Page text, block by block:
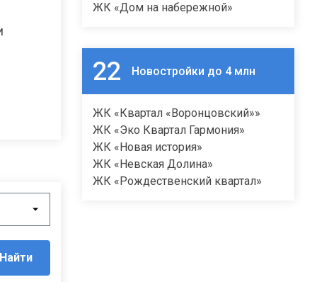
Найти
ЖК «Дом на набережной»
22 Новостройки до 4 млн
ЖК «Квартал «Воронцовский»»
ЖК «Эко Квартал Гармония»
ЖК «Новая история»
ЖК «Невская Долина»
ЖК «Рождественский квартал»